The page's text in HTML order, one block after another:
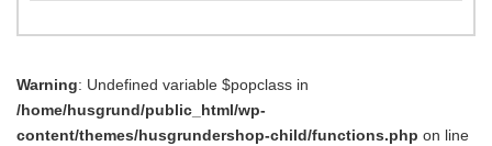
Warning: Undefined variable $popclass in
/home/husgrund/public_html/wp-
content/themes/husgrundershop-child/functions.php on line